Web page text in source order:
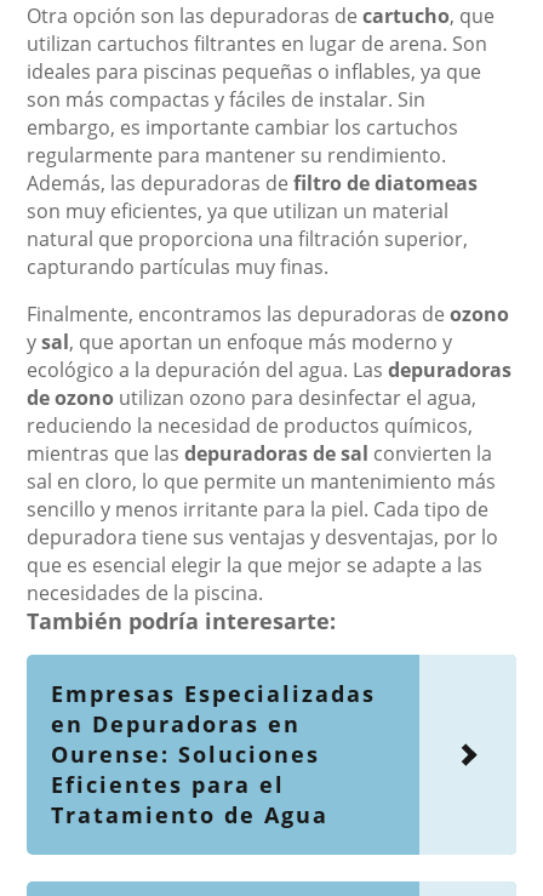
Otra opción son las depuradoras decartucho, que
utilizan cartuchos filtrantes en lugar de arena. Son
ideales para piscinas pequeñas o inflables, ya que
son más compactas y fáciles de instalar. Sin
embargo, es importante cambiar los cartuchos
regularmente para mantener su rendimiento.
Además, las depuradoras defiltro de diatomeas
son muy eficientes, ya que utilizan un material
natural que proporciona una filtración superior,
capturando partículas muy finas.
Finalmente, encontramos las depuradoras deozono
ysal, que aportan un enfoque más moderno y
ecológico a la depuración del agua. Lasdepuradoras
de ozono utilizan ozono para desinfectar el agua,
reduciendo la necesidad de productos químicos,
mientras que lasdepuradoras de sal convierten la
sal en cloro, lo que permite un mantenimiento más
sencillo y menos irritante para la piel. Cada tipo de
depuradora tiene sus ventajas y desventajas, por lo
que es esencial elegir la que mejor se adapte a las
necesidades de la piscina.
También podría interesarte:
Empresas Especializadas
en Depuradoras en
Ourense: Soluciones
Eficientes para el
Tratamiento de Agua